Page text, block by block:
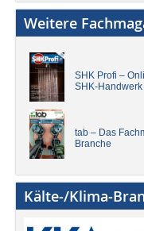
Weitere
SHK Profi –
SHK-Handwerk
tab – Das
Branche
Kälte-/Klima-